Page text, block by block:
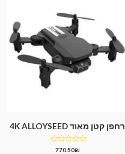
רחפן קטן מאוד 4K ALLOYSEED
דורג770.50₪